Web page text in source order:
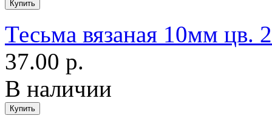
Тесьма вязаная 10мм цв.
37.00 р.
В наличии